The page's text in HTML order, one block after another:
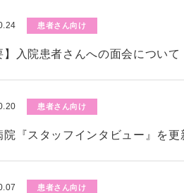
患者さん向け
】入院患者さんへの面会について
患者さん向け
院『スタッフインタビュー』を更
患者さん向け